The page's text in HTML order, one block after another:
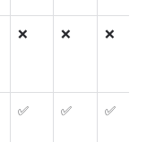
❌ ❌ ❌
✅ ✅ ✅